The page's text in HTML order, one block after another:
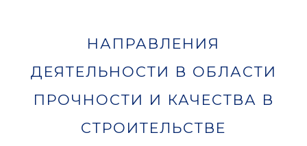
НАПРАВЛЕНИЯ
ДЕЯТЕЛЬНОСТИ В ОБЛАСТИ
ПРОЧНОСТИ И КАЧЕСТВА В
СТРОИТЕЛЬСТВЕ